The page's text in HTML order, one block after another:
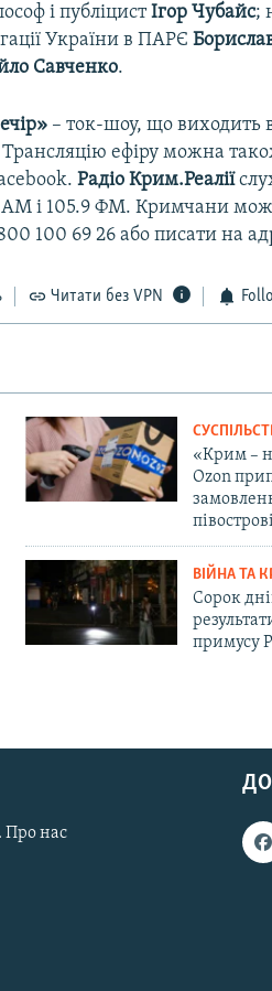
і публіцистІгор Чубайс;
України в ПАРЄ
Савченко.
– ток-шоу, що виходить
Трансляцію ефіру можна
Радіо Крим.Реалії
АМ і 105.9 ФМ. Кримчани
100 69 26 або писати на
Читати без VPN
«Крим –
Ozon
півострові
ВІЙНА ТА
Сорок
примусу
Про нас